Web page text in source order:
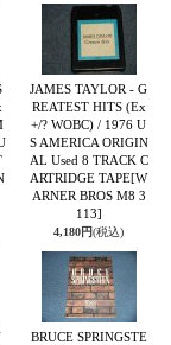
JAMES TAYLOR - G
REATEST HITS (Ex
+/? WOBC) / 1976 U
S AMERICA ORIGIN
AL Used 8 TRACK C
ARTRIDGE TAPE[W
ARNER BROS M8 3
113]
4,180円(税込)
BRUCE SPRINGSTE